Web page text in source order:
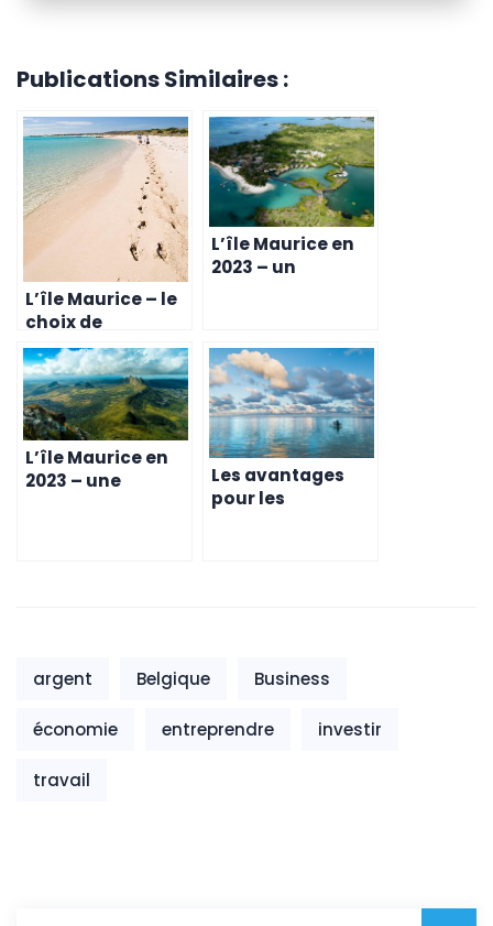
Publications Similaires :
L’île Maurice – le
choix de
destination pour
les entrepreneurs
belges en 2023
L’île Maurice en
2023 – un
les entrepreneurs
belges
L’île Maurice en
2023 – une
Les avantages
pour les
argent Belgique Business
économie entreprendre investir
travail